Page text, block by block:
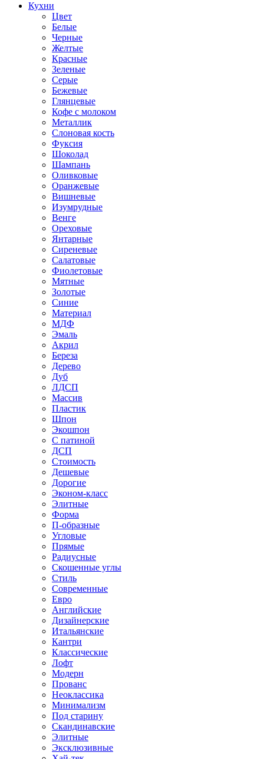
Кухни
Цвет
Белые
Черные
Желтые
Красные
Зеленые
Серые
Бежевые
Глянцевые
Кофе с молоком
Металлик
Слоновая кость
Фуксия
Шоколад
Шампань
Оливковые
Оранжевые
Вишневые
Изумрудные
Венге
Ореховые
Янтарные
Сиреневые
Салатовые
Фиолетовые
Мятные
Золотые
Синие
Материал
МДФ
Эмаль
Акрил
Береза
Дерево
Дуб
ЛДСП
Массив
Пластик
Шпон
Экошпон
С патиной
ДСП
Стоимость
Дешевые
Дорогие
Эконом-класс
Элитные
Форма
П-образные
Угловые
Прямые
Радиусные
Скошенные углы
Стиль
Современные
Евро
Английские
Дизайнерские
Итальянские
Кантри
Классические
Лофт
Модерн
Прованс
Неоклассика
Минимализм
Под старину
Скандинавские
Элитные
Эксклюзивные